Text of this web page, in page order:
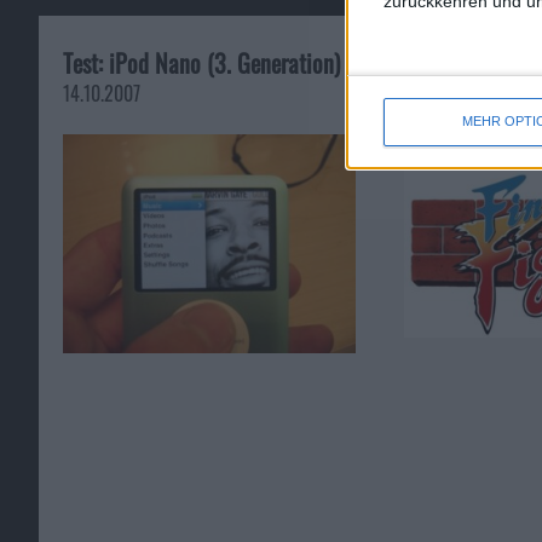
MEHR
Test: iPod Nano (3. Generation)
14.10.2007 für XBox 360
14.11.2010